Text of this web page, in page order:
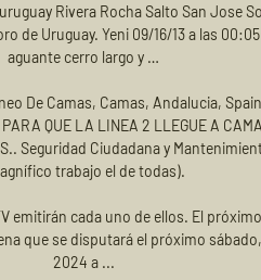
Rivera Rocha Salto San Jose
de Uruguay. Yeni 09/16/13 a las
aguante cerro largo y …
De Camas, Camas, Andalucia,
QUE LA LINEA 2 LLEGUE A
Seguridad Ciudadana y
trabajo el de todas).
emitirán cada uno de ellos. El
que se disputará el próximo
2024 a ...